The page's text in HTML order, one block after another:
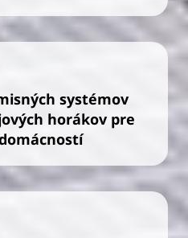
systémov
horákov pre